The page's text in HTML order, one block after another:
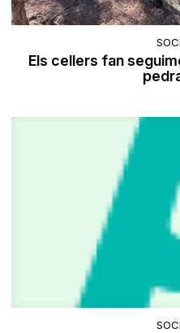
Els cellers fan